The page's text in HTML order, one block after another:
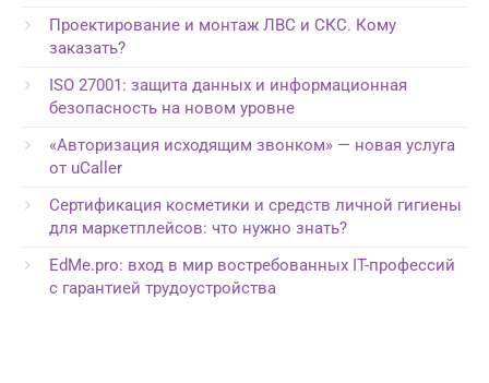
Проектирование и монтаж ЛВС и СКС. Кому
заказать?
ISO 27001: защита данных и информационная
безопасность на новом уровне
«Авторизация исходящим звонком» — новая услуга
от uCaller
Сертификация косметики и средств личной гигиены
для маркетплейсов: что нужно знать?
EdMe.pro: вход в мир востребованных IT-профессий
с гарантией трудоустройства